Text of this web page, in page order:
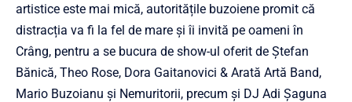
artistice este mai mică, autoritățile buzoiene promit că
distracția va fi la fel de mare și îi invită pe oameni în
Crâng, pentru a se bucura de show-ul oferit de Ștefan
Bănică, Theo Rose, Dora Gaitanovici & Arată Artă Band,
Mario Buzoianu și Nemuritorii, precum și DJ Adi Șaguna